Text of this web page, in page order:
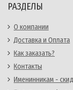
РАЗДЕЛЫ
О компании
Доставка и Оплата
Как заказать?
Контакты
Именинникам -